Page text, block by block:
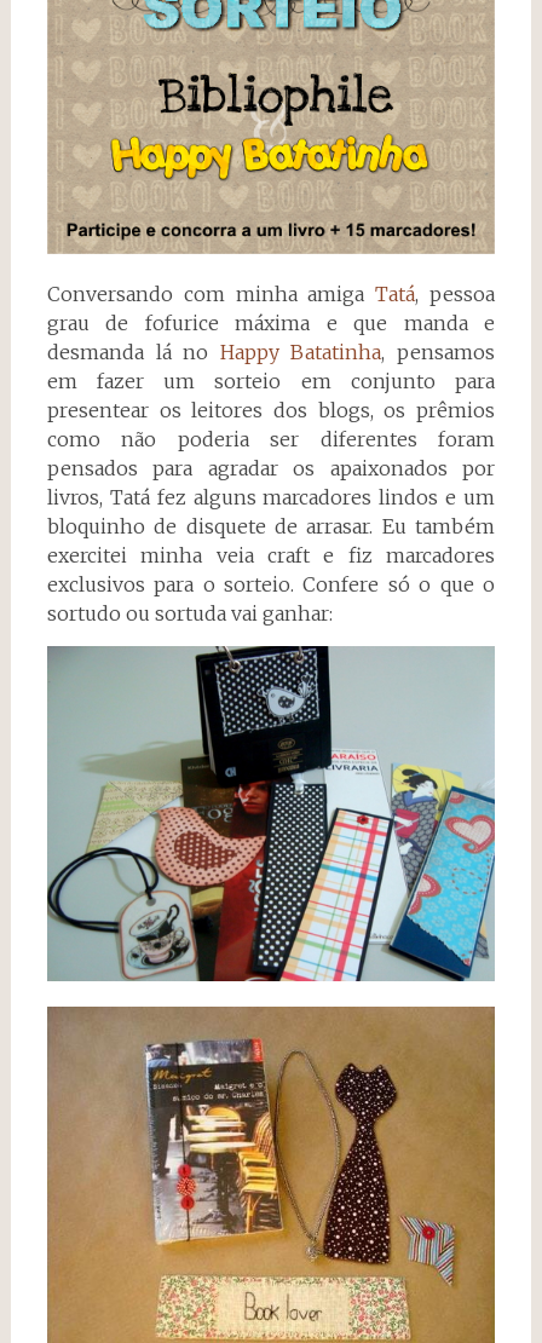
Conversando com minha amigaTatá, pessoa
grau de fofurice máxima e que manda e
desmanda lá no Happy Batatinha, pensamos
em fazer um sorteio em conjunto para
presentear os leitores dos blogs, os prêmios
como não poderia ser diferentes foram
pensados para agradar os apaixonados por
livros, Tatá fez alguns marcadores lindos e um
bloquinho de disquete de arrasar. Eu também
exercitei minha veia craft e fiz marcadores
exclusivos para o sorteio. Confere só o que o
sortudo ou sortuda vai ganhar: